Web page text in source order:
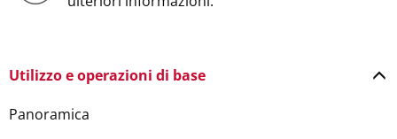
Utilizzo e operazioni di base
Panoramica